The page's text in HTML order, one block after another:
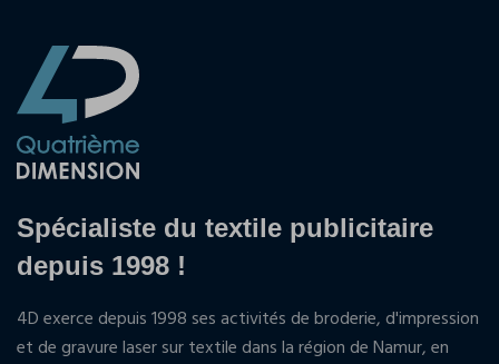
Spécialiste du textile publicitaire
depuis 1998 !
4D exerce depuis 1998 ses activités de broderie, d'impression
et de gravure laser sur textile dans la région de Namur, en